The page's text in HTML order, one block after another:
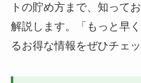
トの貯め方まで、知って
解説します。「もっと早
るお得な情報をぜひチェ